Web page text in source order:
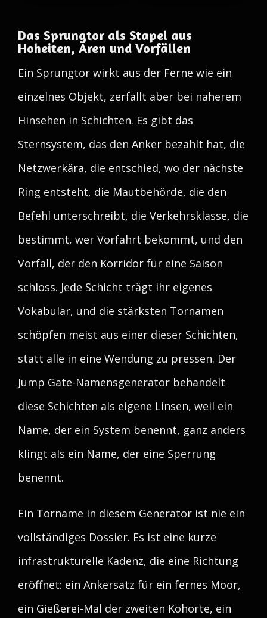
Das Sprungtor als Stapel aus
Hoheiten, Ären und Vorfällen
Ein Sprungtor wirkt aus der Ferne wie ein
einzelnes Objekt, zerfällt aber bei näherem
Hinsehen in Schichten. Es gibt das
Sternsystem, das den Anker bezahlt hat, die
Netzwerkära, die entschied, wo der nächste
Ring entsteht, die Mautbehörde, die den
Befehl unterschreibt, die Verkehrsklasse, die
bestimmt, wer Vorfahrt bekommt, und den
Vorfall, der den Korridor für eine Saison
schloss. Jede Schicht trägt ihr eigenes
Vokabular, und die stärksten Tornamen
schöpfen meist aus einer dieser Schichten,
statt alle in eine Wendung zu pressen. Der
Jump Gate-Namensgenerator behandelt
diese Schichten als eigene Linsen, weil ein
Name, der ein System benennt, ganz anders
klingt als ein Name, der eine Sperrung
benennt.
Ein Torname in diesem Generator ist nie ein
vollständiges Dossier. Es ist eine kurze
infrastrukturelle Kadenz, die eine Richtung
eröffnet: ein Ankersatz für ein fernes Moor,
ein Gießerei-Mal der zweiten Kohorte, ein